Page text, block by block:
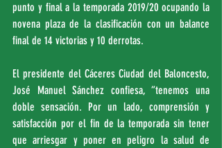
punto y final a la temporada 2019/20 ocupando la
novena plaza de la clasificación con un balance
final de 14 victorias y 10 derrotas.
El presidente del Cáceres Ciudad del Baloncesto,
José Manuel Sánchez confiesa, “tenemos una
doble sensación. Por un lado, comprensión y
satisfacción por el fin de la temporada sin tener
que arriesgar y poner en peligro la salud de